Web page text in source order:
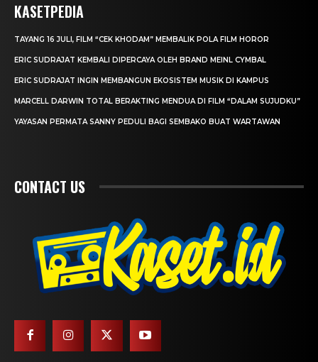
KASETPEDIA
TAYANG 16 JULI, FILM “CEK KHODAM” MEMBALIK POLA FILM HOROR
ERIC SUDRAJAT KEMBALI DIPERCAYA OLEH BRAND MEINL CYMBAL
ERIC SUDRAJAT INGIN MEMBANGUN EKOSISTEM MUSIK DI KAMPUS
MARCELL DARWIN TOTAL BERAKTING MENDUA DI FILM “DALAM SUJUDKU”
YAYASAN PERMATA SANNY PEDULI BAGI SEMBAKO BUAT WARTAWAN
CONTACT US